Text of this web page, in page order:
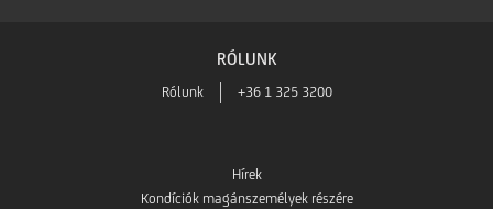
RÓLUNK
Rólunk +36 1 325 3200
Hírek
Kondíciók magánszemélyek részére